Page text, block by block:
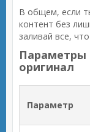
В общем, если
контент без
заливай все,
Параметры
оригинал
Параметр